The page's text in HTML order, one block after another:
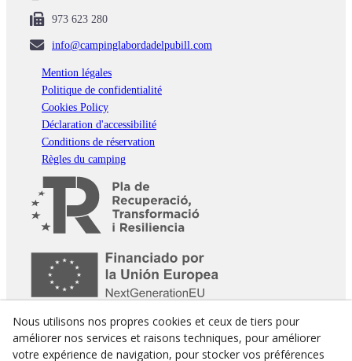
973 623 280
info@campinglabordadelpubill.com
Mention légales
Politique de confidentialité
Cookies Policy
Déclaration d'accessibilité
Conditions de réservation
Règles du camping
Nous utilisons nos propres cookies et ceux de tiers pour
améliorer nos services et raisons techniques, pour améliorer
votre expérience de navigation, pour stocker vos préférences